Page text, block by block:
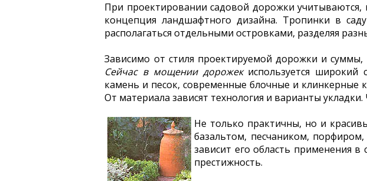
При проектировании садовой дорожки учитываются,
концепция ландшафтного дизайна. Тропинки в
располагаться отдельными островками, разделяя
Зависимо от стиля проектируемой дорожки и
Сейчас в мощении дорожек используется широкий
камень и песок, современные блочные и клинкерные
От материала зависят технология и варианты
Не только практичны, но и
базальтом, песчаником,
зависит его область применения
престижность.